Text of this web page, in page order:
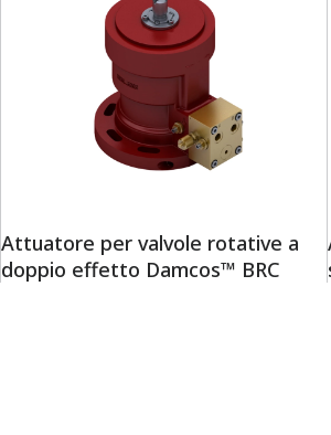
Attuatore per valvole rotative a
doppio effetto Damcos™ BRC